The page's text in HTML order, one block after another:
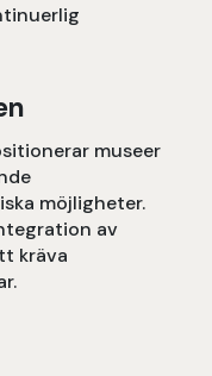
museer
möjligheter.
av
kräva